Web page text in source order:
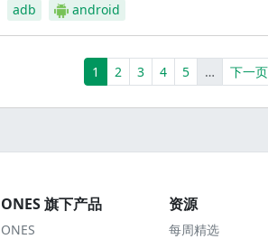
adb android
1 (current)
2 3 4 5 …More下一页
ONES 旗下产品
ONES
资源
每周精选